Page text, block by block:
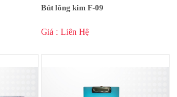
Bút lông kim F-09
Giá : Liên Hệ